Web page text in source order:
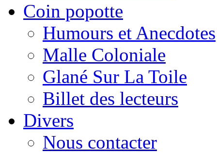
Coin popotte
Humours et Anecdotes
Malle Coloniale
Glané Sur La Toile
Billet des lecteurs
Divers
Nous contacter